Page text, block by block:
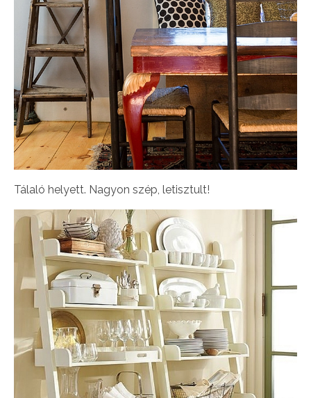
Tálaló helyett. Nagyon szép, letisztult!